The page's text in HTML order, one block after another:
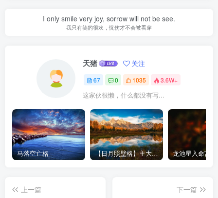
I only smile very joy, sorrow will not be see.
我只有笑的很欢，忧伤才不会被看穿
天猪 关注
67 0 1035 3.6W+
这家伙很懒，什么都没有写...
马落空亡格 【日月照壁格】主大富-紫微斗数格局
上一篇
下一篇